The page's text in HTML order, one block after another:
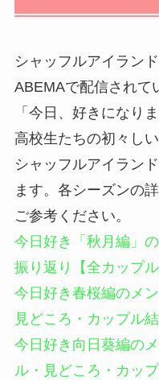
シャッフルアイラン
ABEMAで配信されて
「今日、好きになり
高校生たちの初々し
シャッフルアイラン
ます。各シーズンの
ご参考ください。
今日好き「秋月編」
振り返り【全カップル
今日好き春桜編のメ
見どころ・カップル
今日好き向日葵編の
ル・見どころ・カッ